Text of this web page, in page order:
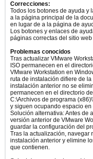
Correcciones:
Todos los botones de ayuda y
a la página principal de la
en lugar de a la página de
Los botones y enlaces de
páginas correctas del sitio
Problemas conocidos
Tras actualizar VMware
ISO permanecen en el
VMware Workstation en
ruta de instalación difiere de
instalación anterior no se
permanecen en el directorio
C:\Archivos de programa
y siguen ocupando espacio en
Solución alternativa: Antes de
versión anterior de VMware
guardar la configuración del
Tras la actualización, navegar
instalación anterior y elimine
que contienen.